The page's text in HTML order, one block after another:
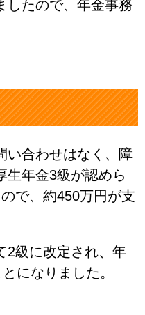
したので、年金事務
い合わせはなく、障
生年金3級が認めら
で、約450万円が支
2級に改定され、年
になりました。